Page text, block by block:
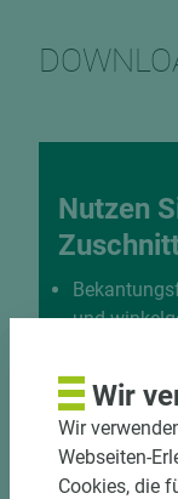
Nutzen
und
Wir
Wir
Webseiten-
Cookies, die